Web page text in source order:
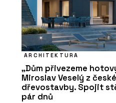
ARCHITEKTURA
„Dům přivezeme
Miroslav Veselý z
dřevostavby. Spojit
pár dnů